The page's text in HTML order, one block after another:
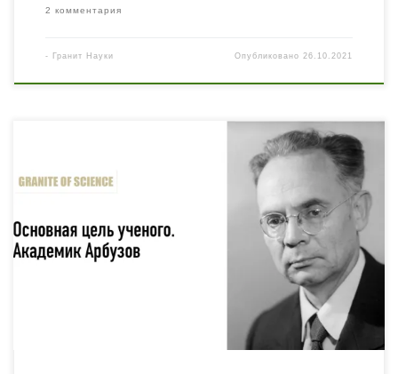
2 комментария
- Гранит Науки Опубликовано 26.10.2021
«Категоризировать человека как полезного в деловом
качества нельзя. Всё-таки это всё взаимосвязано»
Академик Арбузов В 1973 году Казанская студия
телевидения сняла фильм «Академик Б.А. Арбузов». В
нем приводятся, в частности, размышления о цели
ученого, о его деловых и нравственных качествах, а